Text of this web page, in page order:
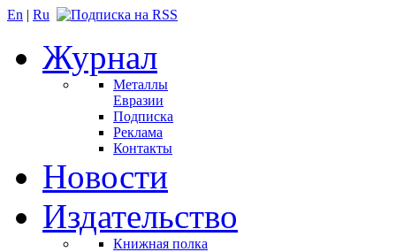
En | Ru
Журнал
Металлы
Евразии
Подписка
Реклама
Контакты
Новости
Издательство
Книжная полка